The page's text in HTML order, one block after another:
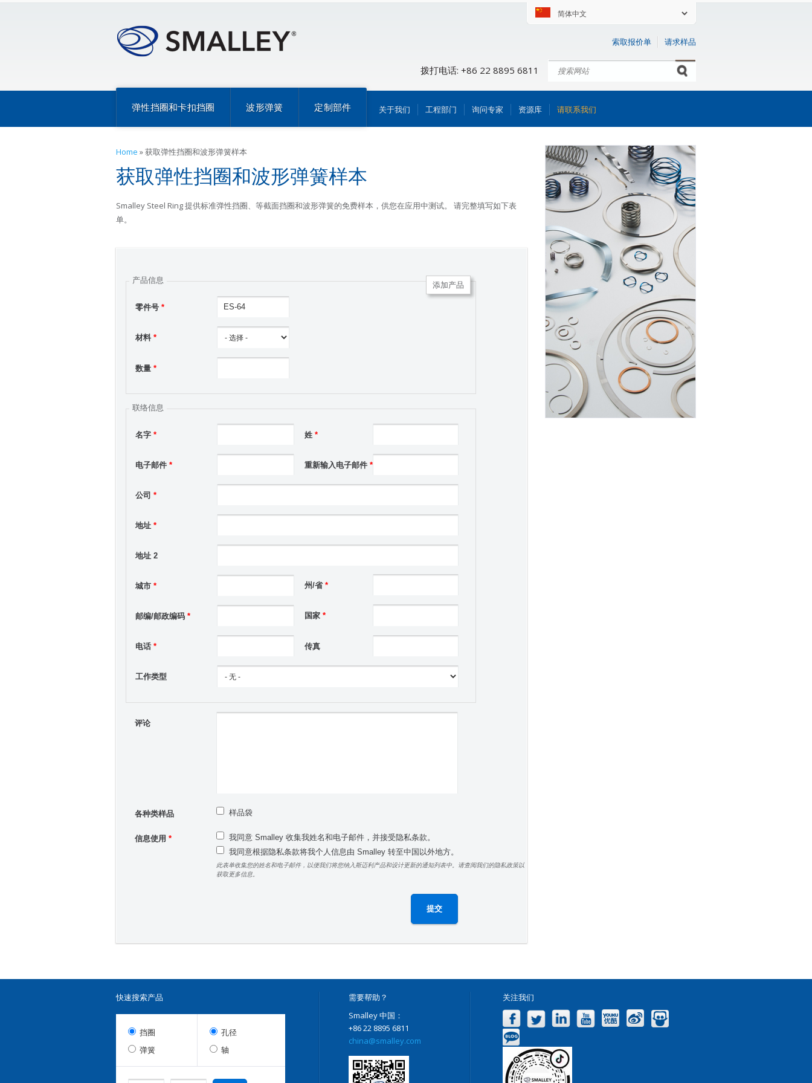
索取报价单 请求样品
拨打电话: +86 22 8895 6811 Search form
搜索
弹性挡圈和卡扣挡圈 波形弹簧 定制部件 关于我们 工程部门 询问专家 资源库 请联系我们
Home »获取弹性挡圈和波形弹簧样本
获取弹性挡圈和波形弹簧样本
Smalley Steel Ring 提供标准弹性挡圈、等截面挡圈和波形弹簧的免费样本，供您在应用中测试。 请完整填写如下表
单。
添加产品
产品信息
零件号 *
材料 *
数量 *
联络信息
名字 * 姓 *
电子邮件 * 重新输入电子邮件 *
公司 *
地址 *
地址 2
城市 * 州/省 *
邮编/邮政编码 * 国家 *
电话 * 传真
工作类型
评论
各种类样品 样品袋
信息使用 *
我同意 Smalley 收集我姓名和电子邮件，并接受隐私条款。
我同意根据隐私条款将我个人信息由 Smalley 转至中国以外地方。
此表单收集您的姓名和电子邮件，以便我们将您纳入斯迈利产品和设计更新的通知列表中。请查阅我们的隐私政策以
获取更多信息。
快速搜索产品
挡圈
弹簧
孔径
轴
需要帮助？
Smalley 中国：
+86 22 8895 6811
china@smalley.com
关注我们
FacebookTwitter LinkedIn